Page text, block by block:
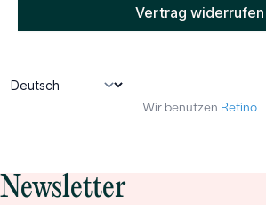
NACH DER FARBE
MASSGEFERTIGTER
Ringe
Wir benutzen Retino
Newsletter